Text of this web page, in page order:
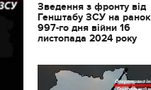
Зведення з фронту від
Генштабу ЗСУ на ранок
997-го дня війни 16
листопада 2024 року